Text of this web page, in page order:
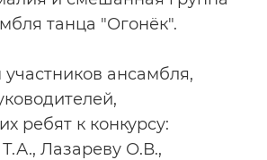
танца "Огонёк".
ансамбля,
ребят к конкурсу:
Лазареву О.В.,